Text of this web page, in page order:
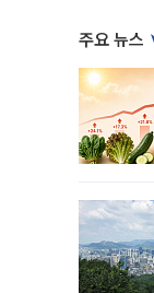
주요 뉴스